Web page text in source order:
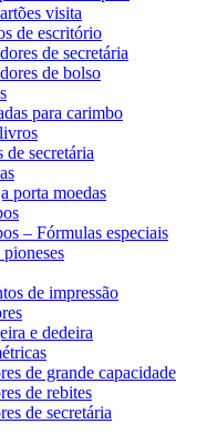
visita
de escritório
de secretária
de bolso
para carimbo
de secretária
porta moedas
– Fórmulas especiais
de impressão
e dedeira
de grande capacidade
de rebites
de secretária